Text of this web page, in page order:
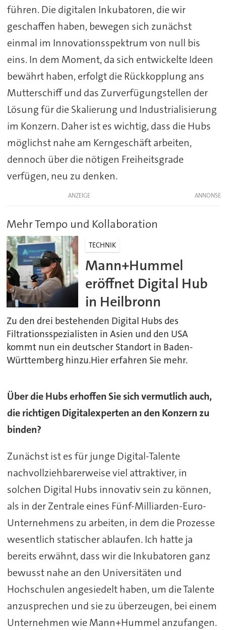
führen. Die digitalen Inkubatoren, die wir
geschaffen haben, bewegen sich zunächst
einmal im Innovationsspektrum von null bis
eins. In dem Moment, da sich entwickelte Ideen
bewährt haben, erfolgt die Rückkopplung ans
Mutterschiff und das Zurverfügungstellen der
Lösung für die Skalierung und Industrialisierung
im Konzern. Daher ist es wichtig, dass die Hubs
möglichst nahe am Kerngeschäft arbeiten,
dennoch über die nötigen Freiheitsgrade
verfügen, neu zu denken.
ANZEIGE
Mehr Tempo und Kollaboration
TECHNIK
Mann+Hummel
eröffnet Digital Hub
in Heilbronn
Zu den drei bestehenden Digital Hubs des
Filtrationsspezialisten in Asien und den USA
kommt nun ein deutscher Standort in Baden-
Württemberg hinzu.Hier erfahren Sie mehr.
Über die Hubs erhoffen Sie sich vermutlich auch,
die richtigen Digitalexperten an den Konzern zu
binden?
Zunächst ist es für junge Digital-Talente
nachvollziehbarerweise viel attraktiver, in
solchen Digital Hubs innovativ sein zu können,
als in der Zentrale eines Fünf-Milliarden-Euro-
Unternehmens zu arbeiten, in dem die Prozesse
wesentlich statischer ablaufen. Ich hatte ja
bereits erwähnt, dass wir die Inkubatoren ganz
bewusst nahe an den Universitäten und
Hochschulen angesiedelt haben, um die Talente
anzusprechen und sie zu überzeugen, bei einem
Unternehmen wie Mann+Hummel anzufangen.